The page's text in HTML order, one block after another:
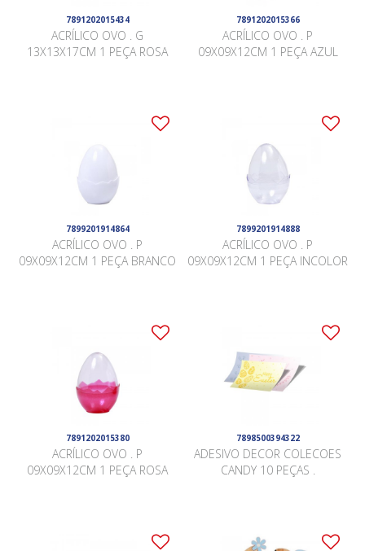
7891202015434
ACRÍLICO OVO . G
13X13X17CM 1 PEÇA ROSA
7891202015366
ACRÍLICO OVO . P
09X09X12CM 1 PEÇA AZUL
7899201914864
ACRÍLICO OVO . P
09X09X12CM 1 PEÇA BRANCO
7899201914888
ACRÍLICO OVO . P
09X09X12CM 1 PEÇA INCOLOR
7891202015380
ACRÍLICO OVO . P
09X09X12CM 1 PEÇA ROSA
7898500394322
ADESIVO DECOR COLECOES
CANDY 10 PEÇAS .